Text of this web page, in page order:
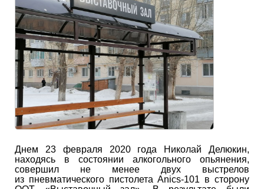
Днем 23 февраля 2020 года Николай Делюкин,
находясь в состоянии алкогольного опьянения,
совершил не менее двух выстрелов
из пневматического пистолета Anics-101 в сторону